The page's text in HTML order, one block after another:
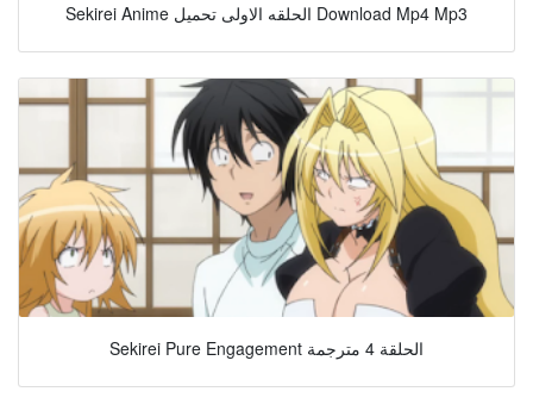
Sekirei Anime الحلقه الاولى تحميل Download Mp4 Mp3
Sekirei Pure Engagement الحلقة 4 مترجمة